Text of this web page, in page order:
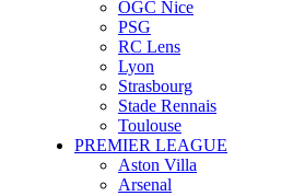
OGC Nice
PSG
RC Lens
Lyon
Strasbourg
Stade Rennais
Toulouse
PREMIER LEAGUE
Aston Villa
Arsenal